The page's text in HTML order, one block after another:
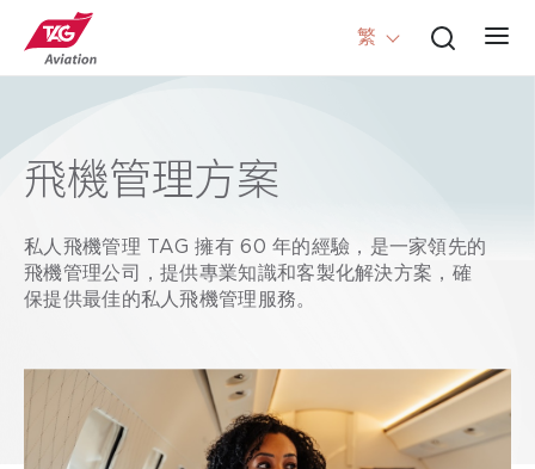
繁
飛機管理方案
私人飛機管理 TAG 擁有 60 年的經驗，是一家領先的
飛機管理公司，提供專業知識和客製化解決方案，確
保提供最佳的私人飛機管理服務。